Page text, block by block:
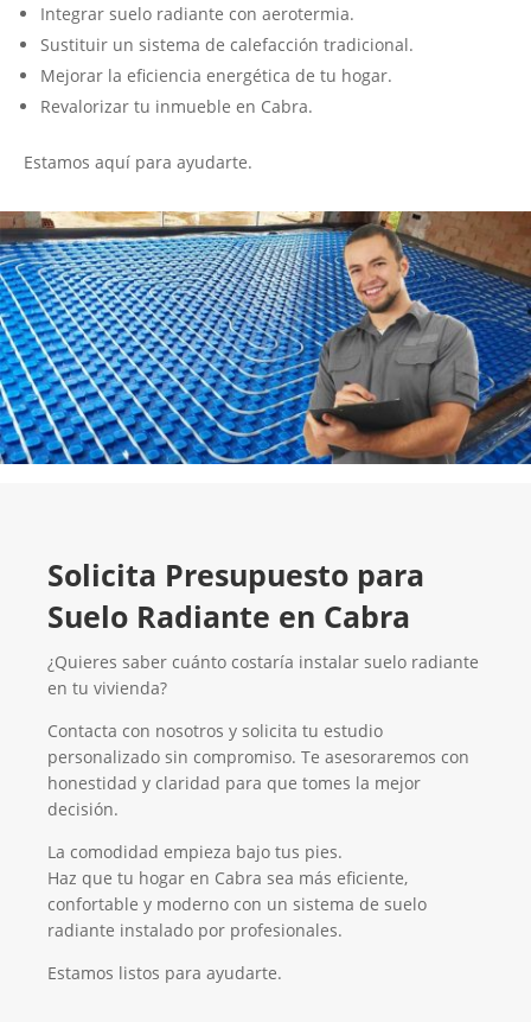
Integrar suelo radiante con aerotermia.
Sustituir un sistema de calefacción tradicional.
Mejorar la eficiencia energética de tu hogar.
Revalorizar tu inmueble en Cabra​.
Estamos aquí para ayudarte.
Solicita Presupuesto para
Suelo Radiante en Cabra
¿Quieres saber cuánto costaría instalar suelo radiante
en tu vivienda?
Contacta con nosotros y solicita tu estudio
personalizado sin compromiso. Te asesoraremos con
honestidad y claridad para que tomes la mejor
decisión.
La comodidad empieza bajo tus pies.
Haz que tu hogar en Cabra sea más eficiente,
confortable y moderno con un sistema de suelo
radiante instalado por profesionales.
Estamos listos para ayudarte.